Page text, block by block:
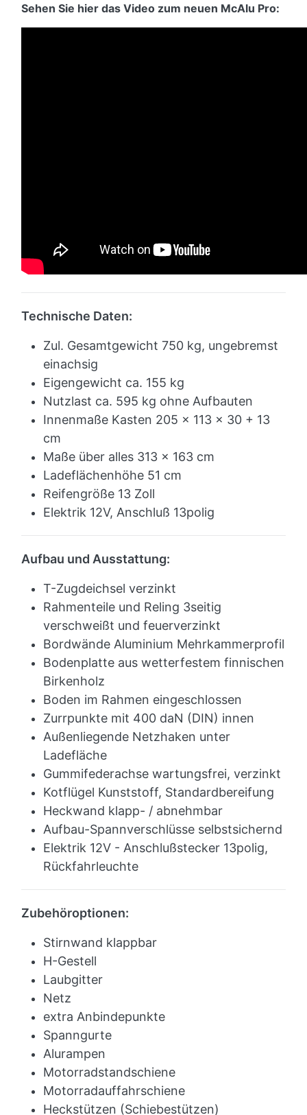
Sehen Sie hier das Video zum neuen McAlu Pro:
Technische Daten:
Zul. Gesamtgewicht 750 kg, ungebremst
einachsig
Eigengewicht ca. 155 kg
Nutzlast ca. 595 kg ohne Aufbauten
Innenmaße Kasten 205 x 113 x 30 + 13
cm
Maße über alles 313 x 163 cm
Ladeflächenhöhe 51 cm
Reifengröße 13 Zoll
Elektrik 12V, Anschluß 13polig
Aufbau und Ausstattung:
T-Zugdeichsel verzinkt
Rahmenteile und Reling 3seitig
verschweißt und feuerverzinkt
Bordwände Aluminium Mehrkammerprofil
Bodenplatte aus wetterfestem finnischen
Birkenholz
Boden im Rahmen eingeschlossen
Zurrpunkte mit 400 daN (DIN) innen
Außenliegende Netzhaken unter
Ladefläche
Gummifederachse wartungsfrei, verzinkt
Kotflügel Kunststoff, Standardbereifung
Heckwand klapp- / abnehmbar
Aufbau-Spannverschlüsse selbstsichernd
Elektrik 12V - Anschlußstecker 13polig,
Rückfahrleuchte
Zubehöroptionen:
Stirnwand klappbar
H-Gestell
Laubgitter
Netz
extra Anbindepunkte
Spanngurte
Alurampen
Motorradstandschiene
Motorradauffahrschiene
Heckstützen (Schiebestützen)